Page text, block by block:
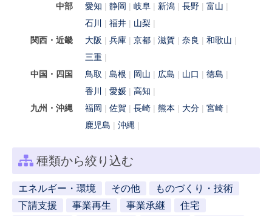
中部
愛知 静岡 岐阜 新潟 長野
富山
石川
福井
山梨
関西・近畿
大阪 兵庫 京都 滋賀 奈良
和歌山
三重
中国・四国
鳥取 島根 岡山 広島 山口
徳島
香川
愛媛
高知
九州・沖縄
福岡 佐賀 長崎 熊本 大分
宮崎
鹿児島
沖縄
種類から絞り込む
エネルギー・環境 その他
ものづくり・技術
下請支援
事業再生 事業承継
住宅